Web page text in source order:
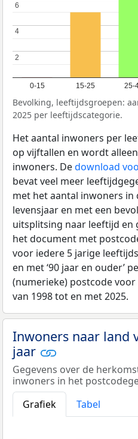
0-15 15-25 25-
2
2
4
4
6
6
Bevolking, leeftijdsgroepen:
2025 per leeftijdscategorie.
Het aantal inwoners per
op vijftallen en wordt
inwoners. Dedownload
bevat veel meer
met het aantal inwoners in
levensjaar en met een
uitsplitsing naar leeftijd en
het document met
voor iedere 5 jarige
en met ‘90 jaar en ouder’
(numerieke) postcode
van 1998 tot en met 2025.
Inwoners naar land
jaar
Gegevens over de
inwoners in het
Grafiek
Tabel